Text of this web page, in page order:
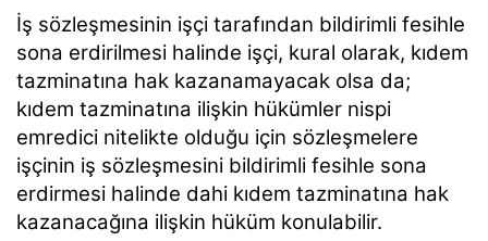
İş sözleşmesinin işçi tarafından bildirimli fesihle
sona erdirilmesi halinde işçi, kural olarak, kıdem
tazminatına hak kazanamayacak olsa da;
kıdem tazminatına ilişkin hükümler nispi
emredici nitelikte olduğu için sözleşmelere
işçinin iş sözleşmesini bildirimli fesihle sona
erdirmesi halinde dahi kıdem tazminatına hak
kazanacağına ilişkin hüküm konulabilir.